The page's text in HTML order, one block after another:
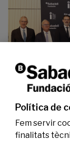
La Fundació
genoma i
Política de
Fem servir
finalitats